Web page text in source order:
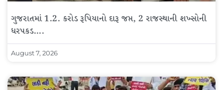
ગુજરાતમાં 1.2. કરોડ રૂપિયાનો દારૂ જપ્ત, 2 રાજસ્થાની શખ્સોની
ધરપકડ….
August 7, 2026